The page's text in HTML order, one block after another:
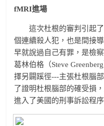
fMRI進場
這次杜根的審判引起了
個連續殺人犯，也是間接
早就說過自己有罪，是檢
葛林伯格（Steve
擇另闢蹊徑---主張杜根腦
了證明杜根腦部的確受損
進入了美國的刑事訴訟程序